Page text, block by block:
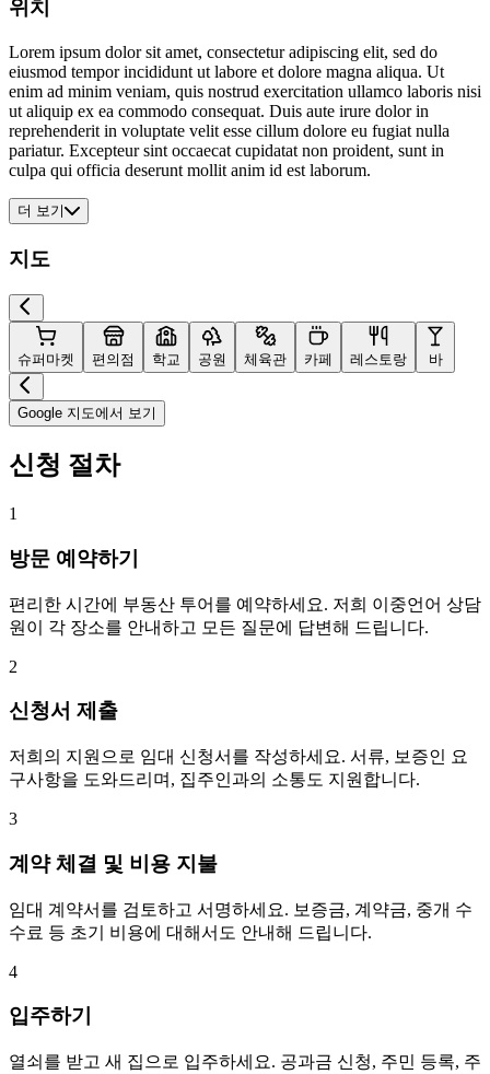
위치
Lorem ipsum dolor sit amet, consectetur adipiscing elit, sed do
eiusmod tempor incididunt ut labore et dolore magna aliqua. Ut
enim ad minim veniam, quis nostrud exercitation ullamco laboris nisi
ut aliquip ex ea commodo consequat. Duis aute irure dolor in
reprehenderit in voluptate velit esse cillum dolore eu fugiat nulla
pariatur. Excepteur sint occaecat cupidatat non proident, sunt in
culpa qui officia deserunt mollit anim id est laborum.
더 보기
지도
슈퍼마켓 편의점 학교 공원 체육관 카페 레스토랑 바
Google 지도에서 보기
신청 절차
1
방문 예약하기
편리한 시간에 부동산 투어를 예약하세요. 저희 이중언어 상담
원이 각 장소를 안내하고 모든 질문에 답변해 드립니다.
2
신청서 제출
저희의 지원으로 임대 신청서를 작성하세요. 서류, 보증인 요
구사항을 도와드리며, 집주인과의 소통도 지원합니다.
3
계약 체결 및 비용 지불
임대 계약서를 검토하고 서명하세요. 보증금, 계약금, 중개 수
수료 등 초기 비용에 대해서도 안내해 드립니다.
4
입주하기
열쇠를 받고 새 집으로 입주하세요. 공과금 신청, 주민 등록, 주